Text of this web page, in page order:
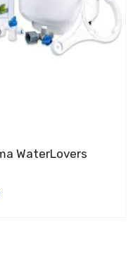
WaterLovers